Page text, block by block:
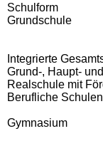
Schulform
Grundschule
Integrierte
Grund-, Haupt- und
Realschule mit
Berufliche Schulen
Gymnasium